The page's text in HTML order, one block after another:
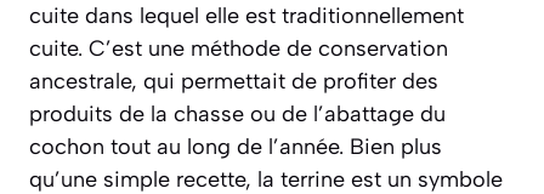
cuite dans lequel elle est traditionnellement
cuite. C’est une méthode de conservation
ancestrale, qui permettait de profiter des
produits de la chasse ou de l’abattage du
cochon tout au long de l’année. Bien plus
qu’une simple recette, la terrine est un symbole